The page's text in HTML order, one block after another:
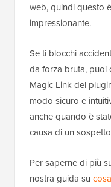
web, quindi questo
impressionante.
Se ti blocchi
da forza bruta, puoi
Magic Link del
modo sicuro e
anche quando è
causa di un
Per saperne di più
nostra guida su